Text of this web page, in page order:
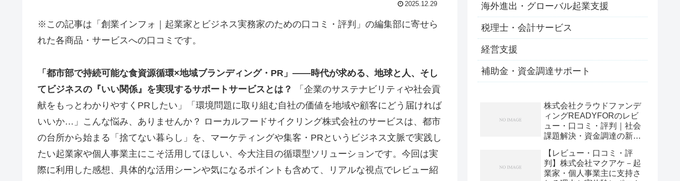
2025.12.29
※この記事は「創業インフォ｜起業家とビジネス実務家のための口コミ・評判」の編集部に寄せら
れた各商品・サービスへの口コミです。
「都市部で持続可能な食資源循環×地域ブランディング・PR」——時代が求める、地球と人、そし
てビジネスの『いい関係』を実現するサポートサービスとは？
「企業のサステナビリティや社会貢
献をもっとわかりやすくPRしたい」「環境問題に取り組む自社の価値を地域や顧客にどう届ければ
いいか…」こんな悩み、ありませんか？ ローカルフードサイクリング株式会社のサービスは、都市
の台所から始まる「捨てない暮らし」を、マーケティングや集客・PRというビジネス文脈で実践し
たい起業家や個人事業主にこそ活用してほしい、今大注目の循環型ソリューションです。今回は実
際に利用した感想、具体的な活用シーンや気になるポイントも含めて、リアルな視点でレビュー紹
海外進出・グローバル起業支援
税理士・会計サービス
経営支援
補助金・資金調達サポート
株式会社クラウドファンデ
ィングREADYFORのレビ
ュー・口コミ・評判｜社会
課題解決・資金調達の新定
【レビュー・口コミ・評
判】株式会社マクアケ－起
業家・個人事業主に支持さ